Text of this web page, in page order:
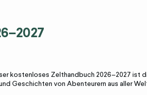
kostenloses Zelthandbuch 2026–2027 ist
Geschichten von Abenteurern aus aller